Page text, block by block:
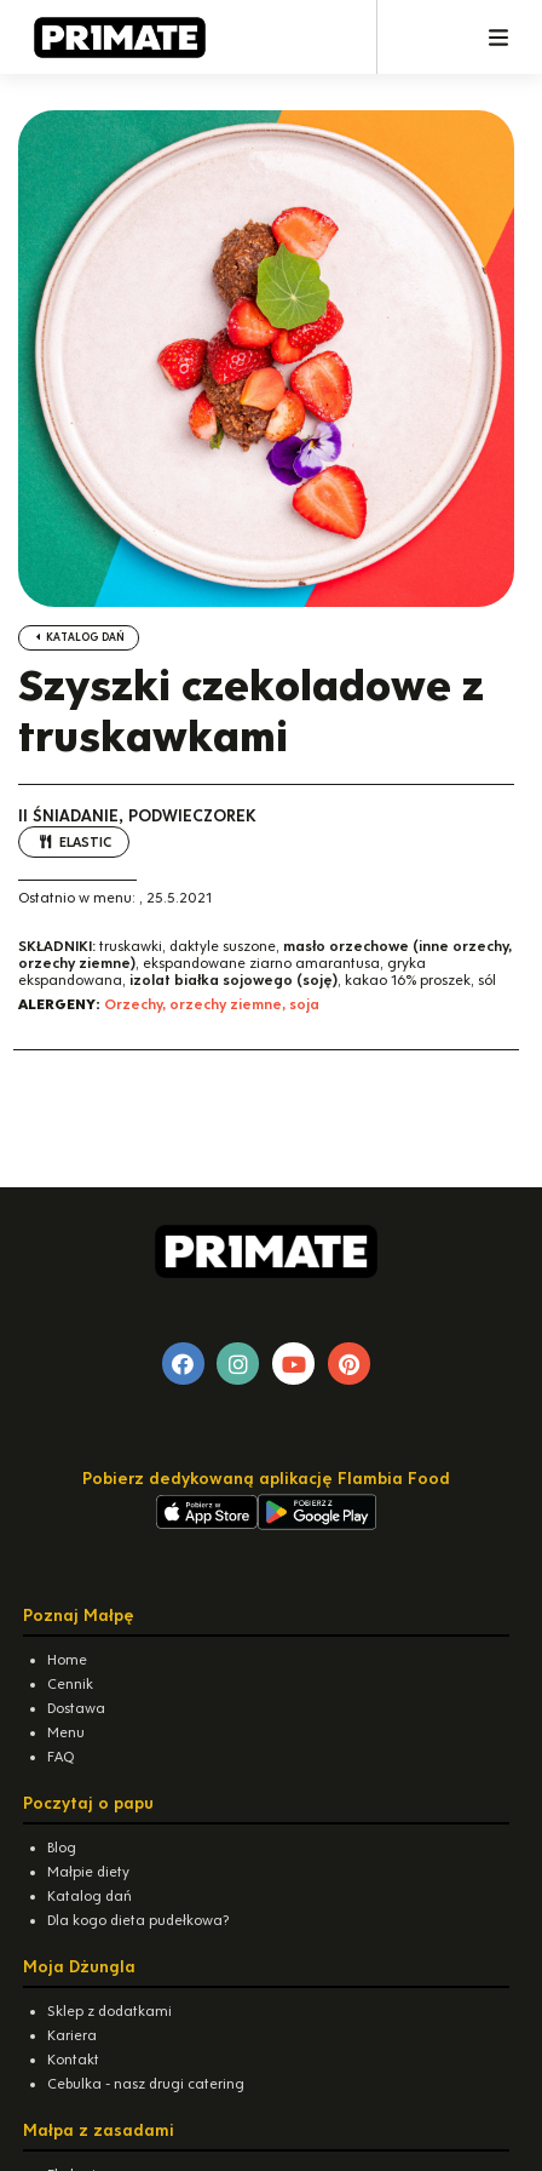
KATALOG DAŃ
Szyszki czekoladowe z
truskawkami
II ŚNIADANIE, PODWIECZOREK
ELASTIC
Ostatnio w menu: , 25.5.2021
SKŁADNIKI: truskawki, daktyle suszone, masło orzechowe (inne orzechy,
orzechy ziemne), ekspandowane ziarno amarantusa, gryka
ekspandowana, izolat białka sojowego (soję), kakao 16% proszek, sól
ALERGENY: Orzechy, orzechy ziemne, soja
Pobierz dedykowaną aplikację Flambia Food
Poznaj Małpę
Home
Cennik
Dostawa
Menu
FAQ
Poczytaj o papu
Blog
Małpie diety
Katalog dań
Dla kogo dieta pudełkowa?
Moja Dżungla
Sklep z dodatkami
Kariera
Kontakt
Cebulka - nasz drugi catering
Małpa z zasadami